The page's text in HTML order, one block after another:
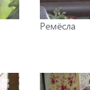
Ремёсла